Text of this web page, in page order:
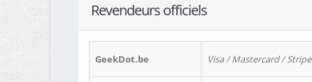
Revendeurs officiels
GeekDot.be Visa / Mastercard / Stripe